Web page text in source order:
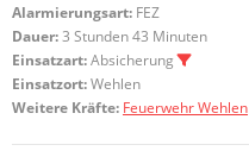
Alarmierungsart: FEZ
Dauer:3 Stunden 43 Minuten
Einsatzart:Absicherung
Einsatzort:Wehlen
Weitere Kräfte: Feuerwehr Wehlen